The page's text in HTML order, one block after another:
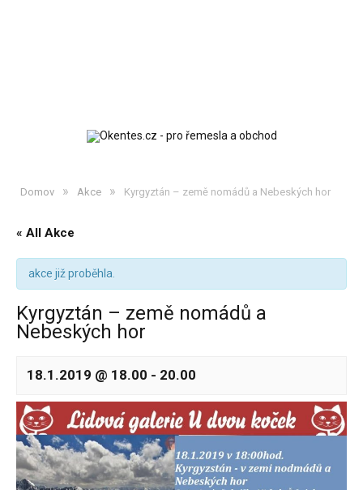
Domov » Akce » Kyrgyztán – země nomádů a Nebeských hor
« All Akce
akce již proběhla.
Kyrgyztán – země nomádů a
Nebeských hor
18.1.2019 @ 18.00 - 20.00